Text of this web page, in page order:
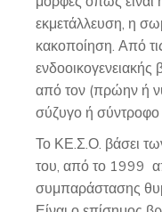
εκμετάλλευση, η
κακοποίηση. Από
ενδοοικογενειακής
από τον (πρώην ή
σύζυγο ή σύντροφο
Το ΚΕ.Σ.Ο. βάσει
του, από το 1999
συμπαράστασης